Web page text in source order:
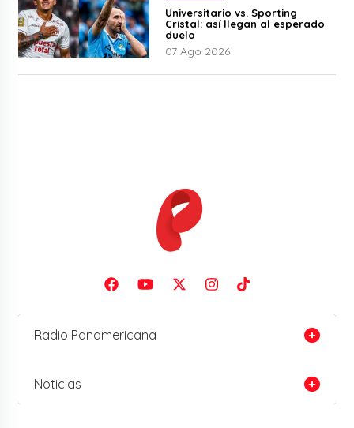
Universitario vs. Sporting
Cristal: así llegan al esperado
duelo
07 Ago 2026
Radio Panamericana
Noticias